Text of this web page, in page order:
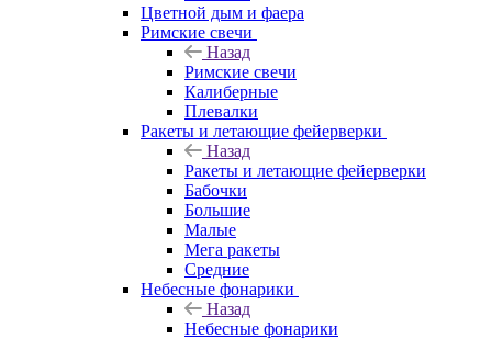
Цветной дым и фаера
Римские свечи
Назад
Римские свечи
Калиберные
Плевалки
Ракеты и летающие фейерверки
Назад
Ракеты и летающие фейерверки
Бабочки
Большие
Малые
Мега ракеты
Средние
Небесные фонарики
Назад
Небесные фонарики